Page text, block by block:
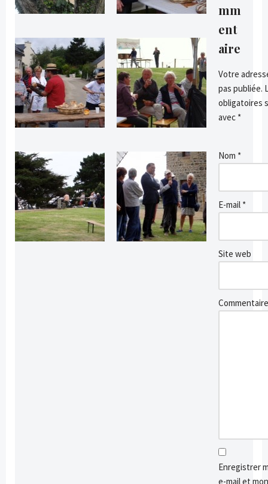
mm
ent
aire
Votre
pas publiée.
obligatoires
avec *
Nom *
E-mail *
Site web
Enregistrer
e-mail et